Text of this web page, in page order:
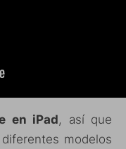
en iPad, así que
modelos